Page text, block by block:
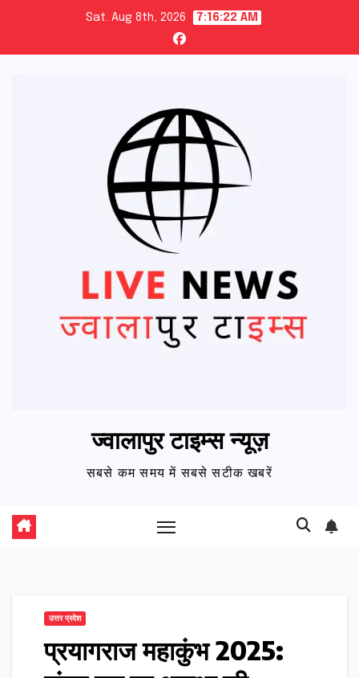
content
Sat. Aug 8th, 2026 7:16:23 AM
ज्वालापुर टाइम्स न्यूज़
सबसे कम समय में सबसे सटीक खबरें
उत्तर प्रदेश
प्रयागराज महाकुंभ 2025: